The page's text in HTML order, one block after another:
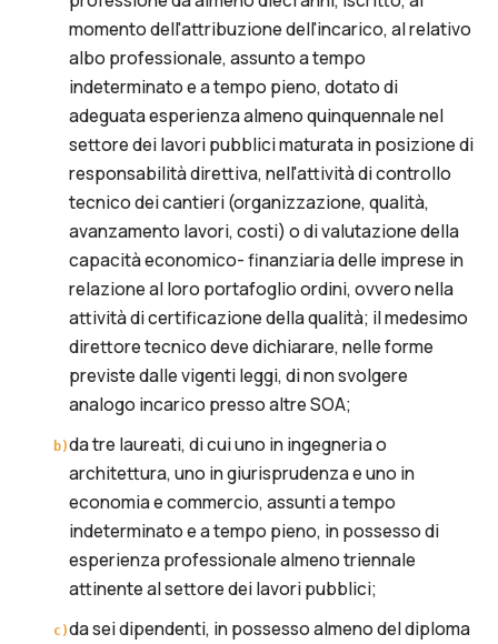
momento dell'attribuzione dell'incarico, al relativo
albo professionale, assunto a tempo
indeterminato e a tempo pieno, dotato di
adeguata esperienza almeno quinquennale nel
settore dei lavori pubblici maturata in posizione di
responsabilità direttiva, nell'attività di controllo
tecnico dei cantieri (organizzazione, qualità,
avanzamento lavori, costi) o di valutazione della
capacità economico- finanziaria delle imprese in
relazione al loro portafoglio ordini, ovvero nella
attività di certificazione della qualità; il medesimo
direttore tecnico deve dichiarare, nelle forme
previste dalle vigenti leggi, di non svolgere
analogo incarico presso altre SOA;
b)da tre laureati, di cui uno in ingegneria o
architettura, uno in giurisprudenza e uno in
economia e commercio, assunti a tempo
indeterminato e a tempo pieno, in possesso di
esperienza professionale almeno triennale
attinente al settore dei lavori pubblici;
c)da sei dipendenti, in possesso almeno del diploma